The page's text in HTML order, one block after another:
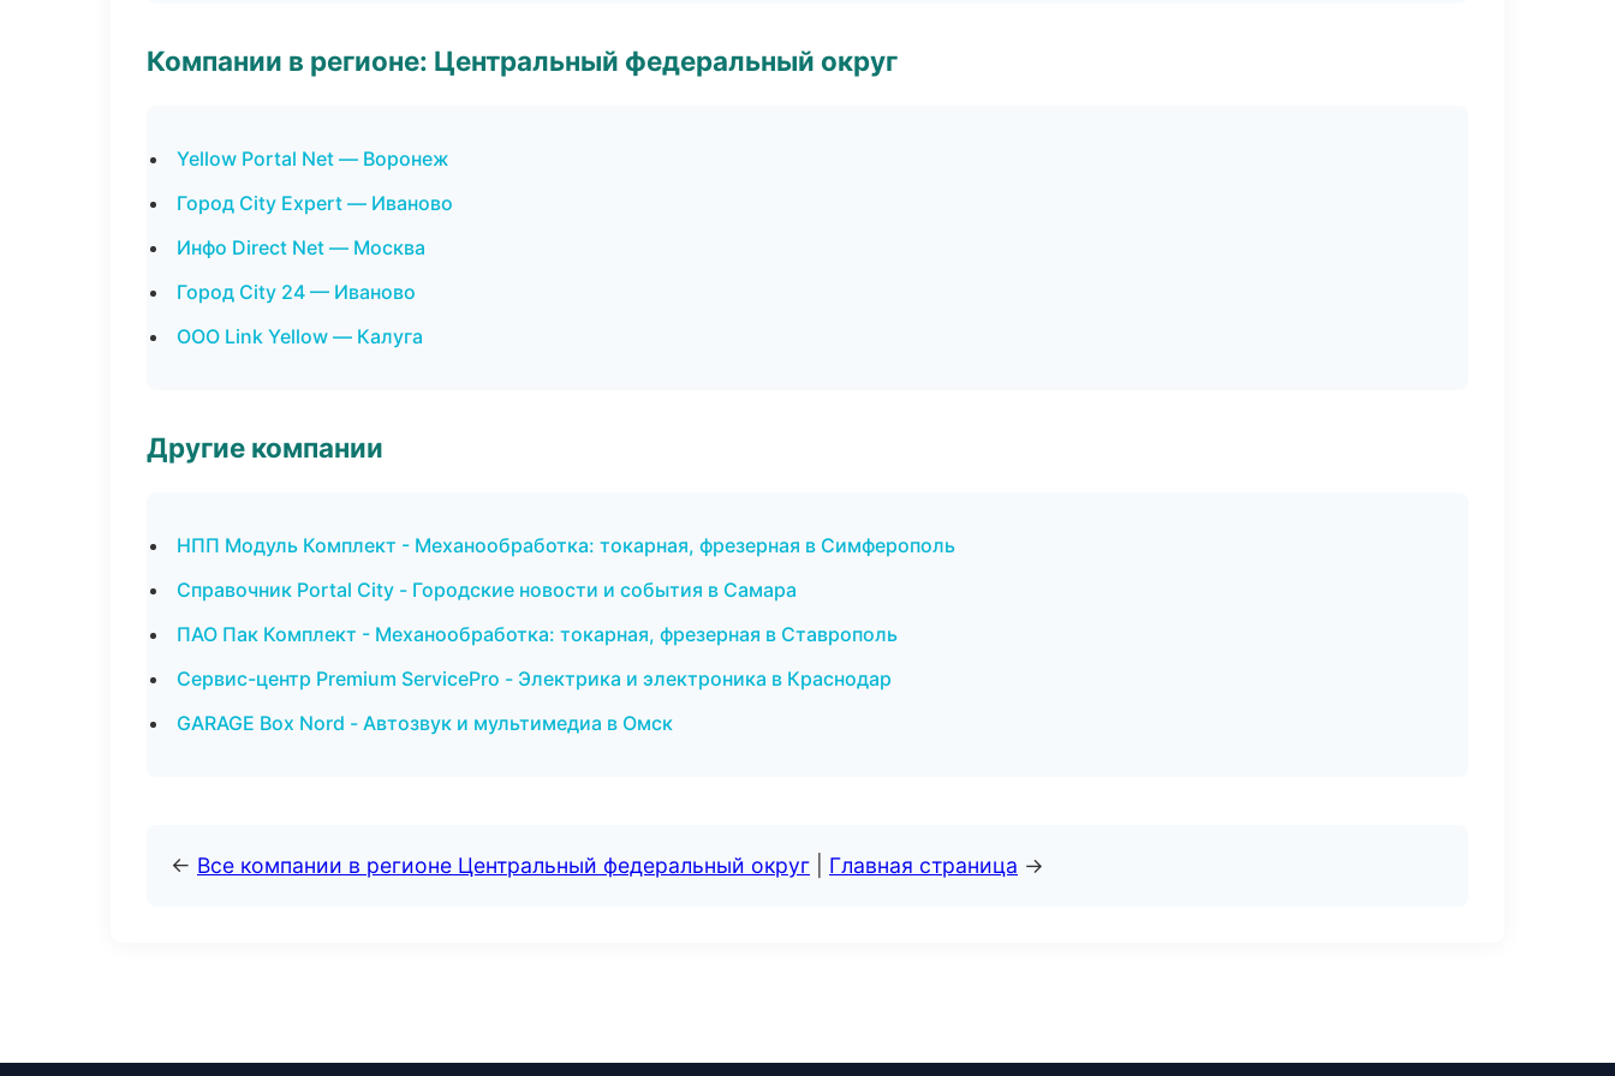
Компании в регионе: Центральный федеральный округ
Yellow Portal Net — Воронеж
Город City Expert — Иваново
Инфо Direct Net — Москва
Город City 24 — Иваново
ООО Link Yellow — Калуга
Другие компании
НПП Модуль Комплект - Механообработка: токарная, фрезерная в Симферополь
Справочник Portal City - Городские новости и события в Самара
ПАО Пак Комплект - Механообработка: токарная, фрезерная в Ставрополь
Сервис-центр Premium ServicePro - Электрика и электроника в Краснодар
GARAGE Box Nord - Автозвук и мультимедиа в Омск
← Все компании в регионе Центральный федеральный округ Главная страница →